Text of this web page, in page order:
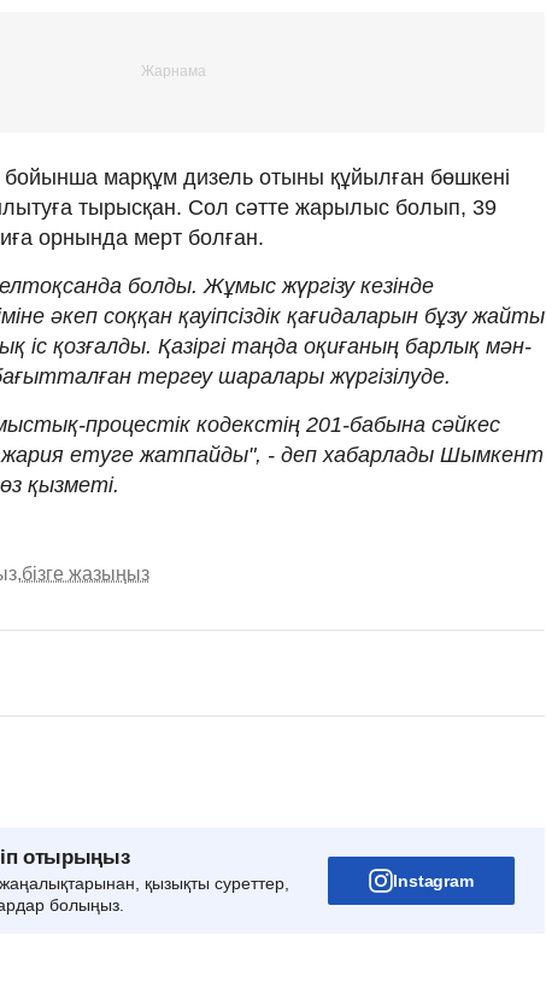
марқұм дизель отыны құйылған бөшкені
тырысқан. Сол сәтте жарылыс болып, 39
орнында мерт болған.
болды. Жұмыс жүргізу кезінде
әкеп соққан қауіпсіздік қағидаларын бұзу жайты
қозғалды. Қазіргі таңда оқиғаның барлық мән-
тергеу шаралары жүргізілуде.
процестік кодекстің 201-бабына сәйкес
жария етуге жатпайды", - деп хабарлады Шымкент
қызметі.
бізге жазыңыз
отырыңыз
қызықты суреттер,
болыңыз.
Instagram